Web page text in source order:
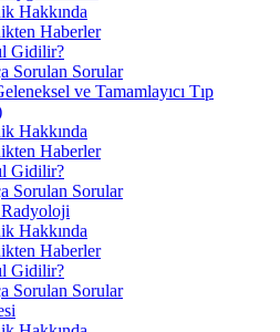
Hakkında
Haberler
Gidilir?
Sorulan Sorular
ve Tamamlayıcı Tıp
Hakkında
Haberler
Gidilir?
Sorulan Sorular
Hakkında
Haberler
Gidilir?
Sorulan Sorular